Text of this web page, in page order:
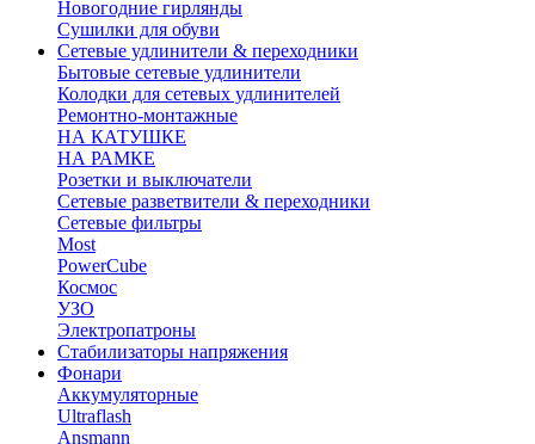
Новогодние гирлянды
Сушилки для обуви
Сетевые удлинители & переходники
Бытовые сетевые удлинители
Колодки для сетевых удлинителей
Ремонтно-монтажные
НА КАТУШКЕ
НА РАМКЕ
Розетки и выключатели
Сетевые разветвители & переходники
Сетевые фильтры
Most
PowerCube
Космос
УЗО
Электропатроны
Стабилизаторы напряжения
Фонари
Аккумуляторные
Ultraflash
Ansmann